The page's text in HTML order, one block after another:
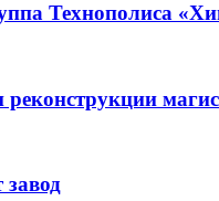
Технополиса
реконструкции